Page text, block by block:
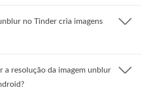
no Tinder cria imagens
a resolução da imagem unblur